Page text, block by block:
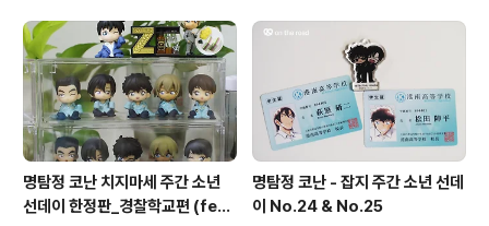
명탐정 코난 치지마세 주간 소년
선데이 한정판_경찰학교편 (feat
명탐정 코난 - 잡지 주간 소년 선데
이 No.24 & No.25